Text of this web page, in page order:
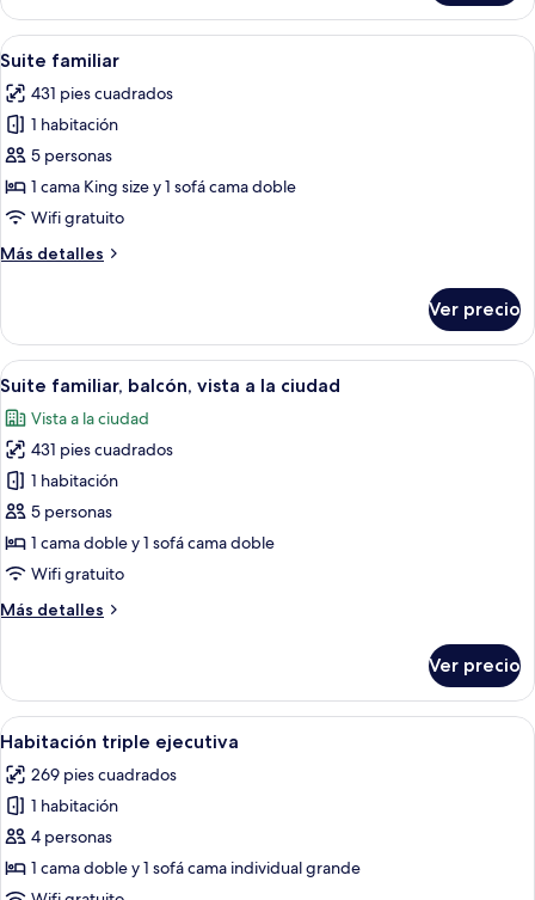
o
2
individuales
Deluxe
con
1
matrimonial
o
individuales
Abrir
todas
las
fotos
de
Suite
familiar
Una sala de estar moderna con
4
Suite familiar
431 pies cuadrados
1 habitación
5 personas
1 cama King size y 1 sofá cama doble
Wifi gratuito
Más detalles
Más
familiar
Ver precio
Abrir
todas
las
fotos
de
Suite
familiar,
balcón,
a
Una sala de estar moderna con un
7
Suite familiar, balcón, vista a la ciudad
Vista a la ciudad
431 pies cuadrados
1 habitación
5 personas
1 cama doble y 1 sofá cama doble
Wifi gratuito
Más detalles
Más
familiar,
balcón,
vista
la
ciudad
Ver precio
Abrir
todas
las
fotos
de
Habitación
triple
Una habitación de hotel con una
6
Habitación triple ejecutiva
269 pies cuadrados
1 habitación
4 personas
1 cama doble y 1 sofá cama individual grande